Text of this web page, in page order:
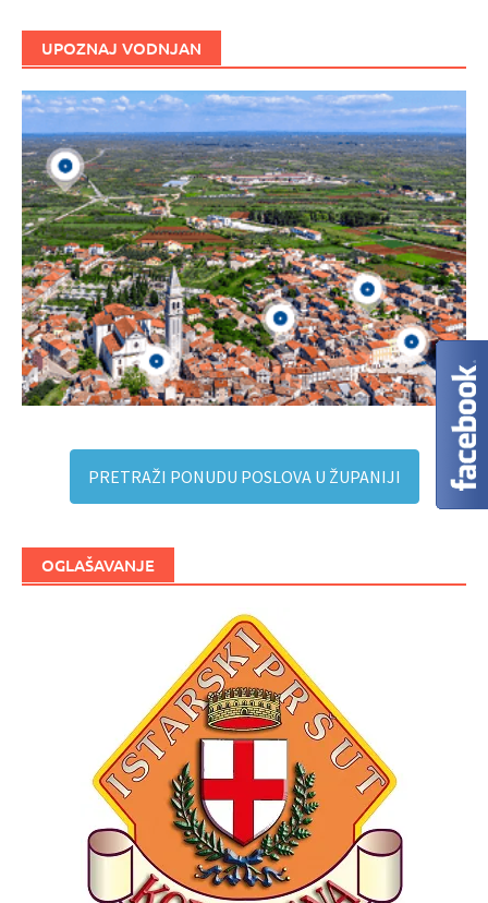
UPOZNAJ VODNJAN
PRETRAŽI PONUDU POSLOVA U ŽUPANIJI
OGLAŠAVANJE